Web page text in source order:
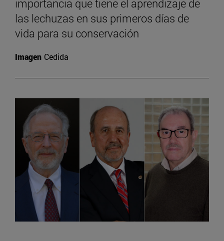
importancia que tiene el aprendizaje de
las lechuzas en sus primeros días de
vida para su conservación
Imagen Cedida